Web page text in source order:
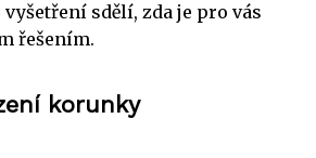
vyšetření sdělí, zda je pro vás
řešením.
korunky